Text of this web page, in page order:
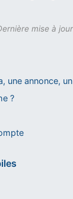
mise à
une annonce,
?
et stages